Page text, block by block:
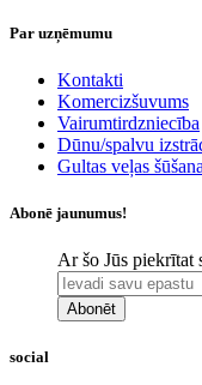
Par uzņēmumu
Kontakti
Komercizšuvums
Vairumtirdzniecība
Dūnu/spalvu
Gultas veļas
Abonē jaunumus!
Ar šo Jūs piekrītat
Abonēt
social